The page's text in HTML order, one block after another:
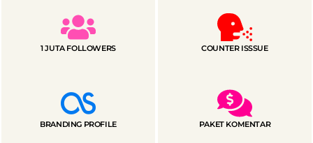
1 JUTA FOLLOWERS COUNTER ISSSUE
BRANDING PROFILE PAKET KOMENTAR